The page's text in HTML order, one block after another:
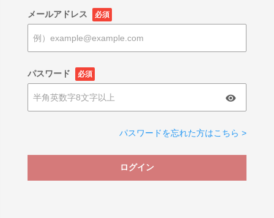
メールアドレス 必須
パスワード 必須
パスワードを忘れた方はこちら >
ログイン